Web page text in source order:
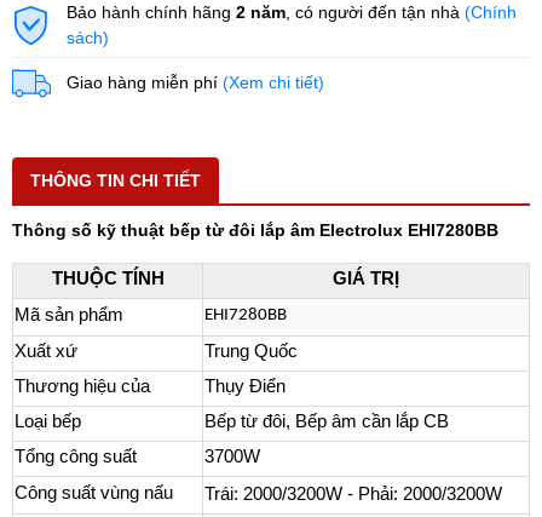
Bảo hành chính hãng 2 năm , có người đến tận nhà (Chính
sách)
Giao hàng miễn phí (Xem chi tiết)
THÔNG TIN CHI TIẾT
Thông số kỹ thuật bếp từ đôi lắp âm Electrolux EHI7280BB
THUỘC TÍNH
GIÁ TRỊ
Mã sản phẩm
EHI7280BB
Xuất xứ
Trung Quốc
Thương hiệu của
Thụy Điển
Loại bếp
Bếp từ đôi, Bếp âm cần lắp CB
Tổng công suất
3700W
Công suất vùng nấu
Trái: 2000/3200W - Phải: 2000/3200W